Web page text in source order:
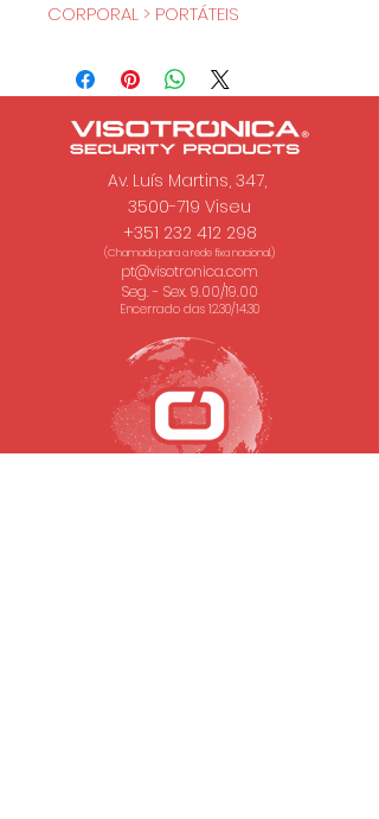
CORPORAL > PORTÁTEIS
Av. Luís Martins, 347,
3500-719 Viseu
+351 232 412 298
(Chamada para a rede fixa nacional.)
pt@visotronica.com
Seg. - Sex. 9.00/19.00
Encerrado das 12.30/14.30